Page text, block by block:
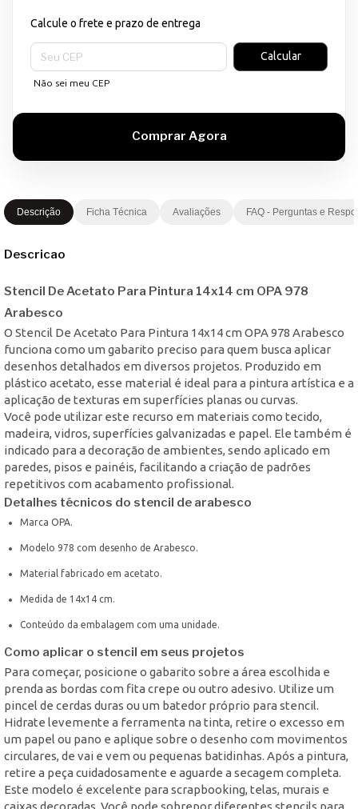
Calcule o frete e prazo de entrega
Entregas para o CEP:
Calcular
Não sei meu CEP
Descrição Ficha Técnica Avaliações FAQ - Perguntas e
Descricao
Stencil De Acetato Para Pintura 14x14 cm OPA 978
Arabesco
O Stencil De Acetato Para Pintura 14x14 cm OPA 978 Arabesco
funciona como um gabarito preciso para quem busca aplicar
desenhos detalhados em diversos projetos. Produzido em
plástico acetato, esse material é ideal para a pintura artística e a
aplicação de texturas em superfícies planas ou curvas.
Você pode utilizar este recurso em materiais como tecido,
madeira, vidros, superfícies galvanizadas e papel. Ele também é
indicado para a decoração de ambientes, sendo aplicado em
paredes, pisos e painéis, facilitando a criação de padrões
repetitivos com acabamento profissional.
Detalhes técnicos do stencil de arabesco
Marca OPA.
Modelo 978 com desenho de Arabesco.
Material fabricado em acetato.
Medida de 14x14 cm.
Conteúdo da embalagem com uma unidade.
Como aplicar o stencil em seus projetos
Para começar, posicione o gabarito sobre a área escolhida e
prenda as bordas com fita crepe ou outro adesivo. Utilize um
pincel de cerdas duras ou um batedor próprio para stencil.
Hidrate levemente a ferramenta na tinta, retire o excesso em
um papel ou pano e aplique sobre o desenho com movimentos
circulares, de vai e vem ou pequenas batidinhas. Após a pintura,
retire a peça cuidadosamente e aguarde a secagem completa.
Este modelo é excelente para scrapbooking, telas, murais e
caixas decoradas. Você pode sobrepor diferentes stencils para